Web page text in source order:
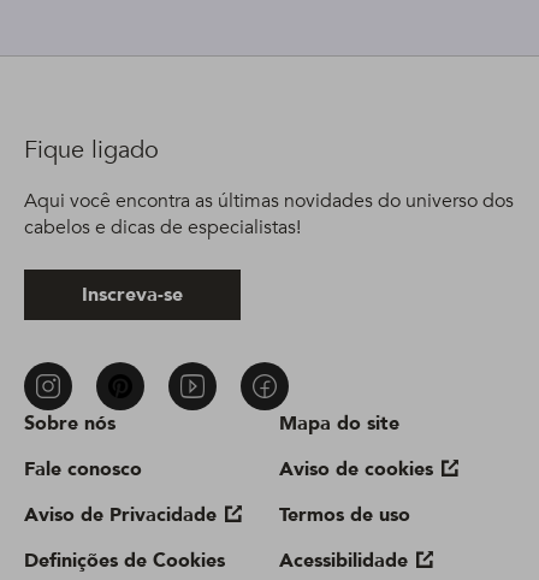
Sobre nós
Fale conosco
Aviso de Privacidade
Definições de Cookies
Mapa do site
Aviso de cookies
Termos de uso
Acessibilidade
Fique ligado
Aqui você encontra as últimas novidades do universo dos
cabelos e dicas de especialistas!
Inscreva-se